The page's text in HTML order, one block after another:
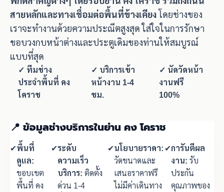
สายหลักและทางเชื่อมต่อพื้นที่ข้างเคียงโดยช่างของ
เราจะทำงานด้วยความประณีตสูงสุด ใส่ใจในการรักษา
ขอบวงกบหน้าต่างและประตูเดิมของท่านให้สมบูรณ์
แบบที่สุด
✓ ทีมช่าง
ประจำพื้นที่ คง
โคราช
✓ บริการเข้า
หน้างาน 1-4
ชม.
✓ นัดวัดหน้า
งานฟรี
100%
📍 ข้อมูลช่างบริการในย่าน คง โคราช
✔พื้นที่
ดูแล:
ขอบเขต
พื้นที่ คง
✔ระดับ
ความเร็ว
บริการ: ติดตั้ง
ด่วน 1-4
✔นโยบายราคา:
วัดขนาดและ
เสนอราคาฟรี
ไม่มีค่าเดินทาง
✔การันตีผล
งาน: รับ
ประกัน
คุณภาพของ